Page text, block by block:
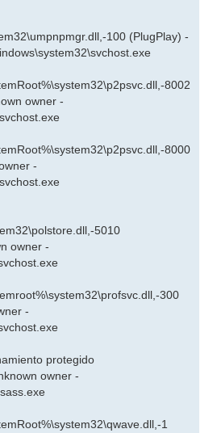
100 (PlugPlay) -
8002
owner -
8000
-
5010
owner -
300
-
protegido
owner -
1